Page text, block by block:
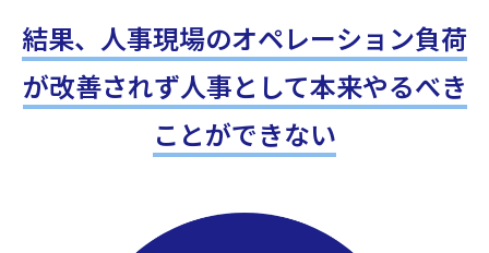
結果、人事現場のオペレーション負荷
が改善されず人事として本来やるべき
ことができない